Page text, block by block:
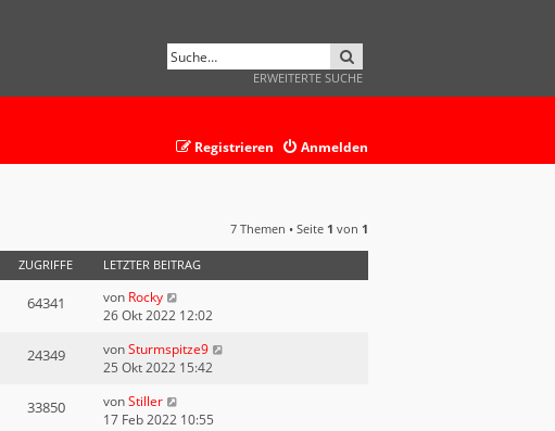
ERWEITERTE SUCHE
Anmelden
Registrieren
7 Themen • Seite 1 von 1
ZUGRIFFE LETZTER BEITRAG
64341 von Rocky
26 Okt 2022 12:02
24349 vonSturmspitze9
25 Okt 2022 15:42
33850 vonStiller
17 Feb 2022 10:55